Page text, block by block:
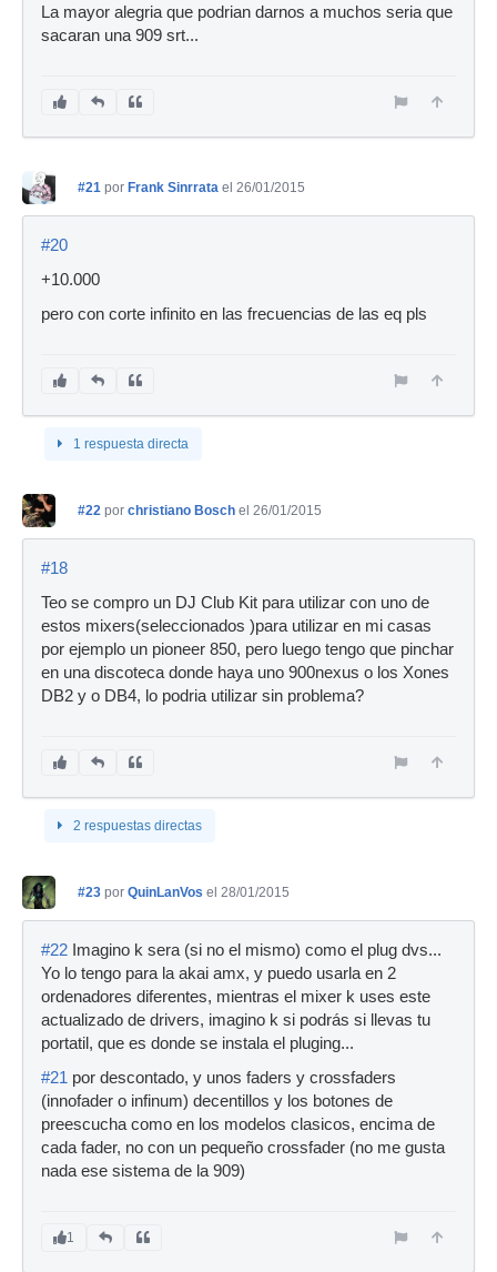
La mayor alegria que podrian darnos a muchos seria que
sacaran una 909 srt...
#21 por Frank Sinrrata el 26/01/2015
#20
+10.000
pero con corte infinito en las frecuencias de las eq pls
1 respuesta directa
#22 por christiano Bosch el 26/01/2015
#18
Teo se compro un DJ Club Kit para utilizar con uno de
estos mixers(seleccionados )para utilizar en mi casas
por ejemplo un pioneer 850, pero luego tengo que pinchar
en una discoteca donde haya uno 900nexus o los Xones
DB2 y o DB4, lo podria utilizar sin problema?
2 respuestas directas
#23 por QuinLanVos el 28/01/2015
#22 Imagino k sera (si no el mismo) como el plug dvs...
Yo lo tengo para la akai amx, y puedo usarla en 2
ordenadores diferentes, mientras el mixer k uses este
actualizado de drivers, imagino k si podrás si llevas tu
portatil, que es donde se instala el pluging...
#21 por descontado, y unos faders y crossfaders
(innofader o infinum) decentillos y los botones de
preescucha como en los modelos clasicos, encima de
cada fader, no con un pequeño crossfader (no me gusta
nada ese sistema de la 909)
1